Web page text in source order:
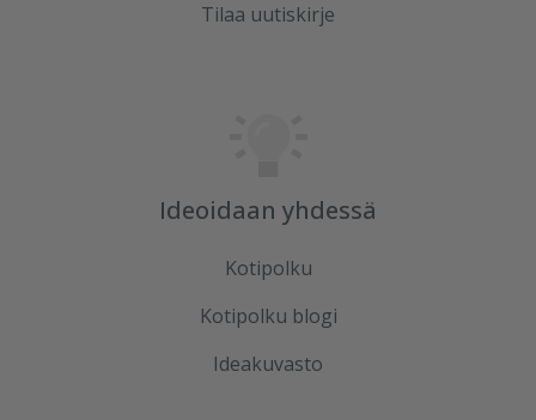
Tilaa uutiskirje
Ideoidaan yhdessä
Kotipolku
Kotipolku blogi
Ideakuvasto